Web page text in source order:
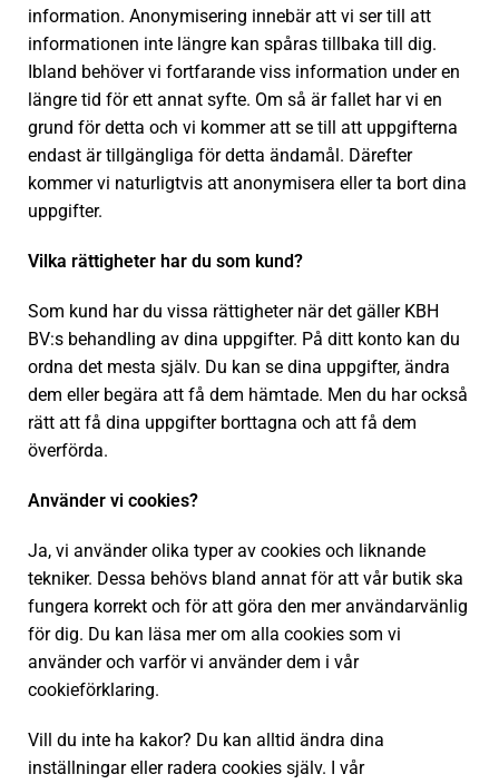
information. Anonymisering innebär att vi ser till att
informationen inte längre kan spåras tillbaka till dig.
Ibland behöver vi fortfarande viss information under en
längre tid för ett annat syfte. Om så är fallet har vi en
grund för detta och vi kommer att se till att uppgifterna
endast är tillgängliga för detta ändamål. Därefter
kommer vi naturligtvis att anonymisera eller ta bort dina
uppgifter.
Vilka rättigheter har du som kund?
Som kund har du vissa rättigheter när det gäller KBH
BV:s behandling av dina uppgifter. På ditt konto kan du
ordna det mesta själv. Du kan se dina uppgifter, ändra
dem eller begära att få dem hämtade. Men du har också
rätt att få dina uppgifter borttagna och att få dem
överförda.
Använder vi cookies?
Ja, vi använder olika typer av cookies och liknande
tekniker. Dessa behövs bland annat för att vår butik ska
fungera korrekt och för att göra den mer användarvänlig
för dig. Du kan läsa mer om alla cookies som vi
använder och varför vi använder dem i vår
cookieförklaring.
Vill du inte ha kakor? Du kan alltid ändra dina
inställningar eller radera cookies själv. I vår